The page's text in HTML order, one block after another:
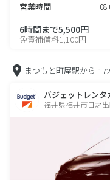
営業時間
6時間まで5,500円
免責補償料1,100円
まつもと町屋駅から
バジェットレン
福井県福井市日之